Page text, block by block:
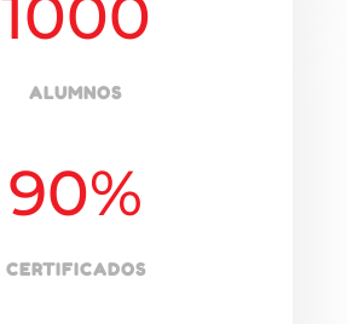
1000
ALUMNOS
90%
CERTIFICADOS